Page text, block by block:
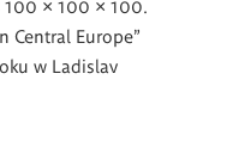
100 × 100 × 100.
Central Europe”
w Ladislav